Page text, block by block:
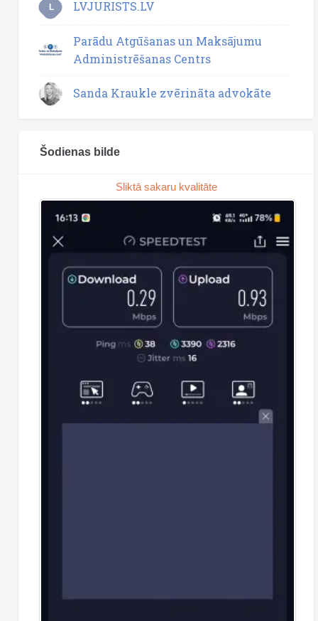
L LVJURISTS.LV
Parādu Atgūšanas un Maksājumu
Administrēšanas Centrs
Sanda Kraukle zvērināta advokāte
Šodienas bilde
Sliktā sakaru kvalitāte